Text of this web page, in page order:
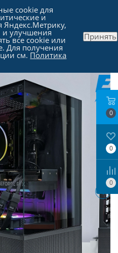
0
0
0
cookie для
и
Яндекс.Метрику,
и улучшения
все cookie или
Для получения
см. Политика
Принять